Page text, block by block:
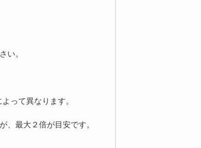
い。
って異なります。
、最大２倍が目安です。